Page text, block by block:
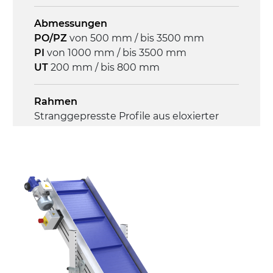
4,6 m/Minute
Steuerung
On/Off, E-Stopp, Motor-
Überlastungsschutz
Abmessungen
PO/PZ von 500 mm / bis 3500 mm
PI von 1000 mm / bis 3500 mm
UT 200 mm / bis 800 mm
Rahmen
Stranggepresste Profile aus eloxierter
Seitenwände
Stranggepresste Profile aus eloxierter
Alu-Legierung
Ständer
ausziehbare Elemente mit Scharnieren